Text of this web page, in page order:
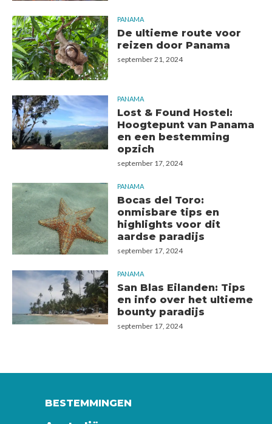
PANAMA
De ultieme route voor
reizen door Panama
september 21, 2024
PANAMA
Lost & Found Hostel:
Hoogtepunt van Panama
en een bestemming
opzich
september 17, 2024
PANAMA
Bocas del Toro:
onmisbare tips en
highlights voor dit
aardse paradijs
september 17, 2024
PANAMA
San Blas Eilanden: Tips
en info over het ultieme
bounty paradijs
september 17, 2024
BESTEMMINGEN